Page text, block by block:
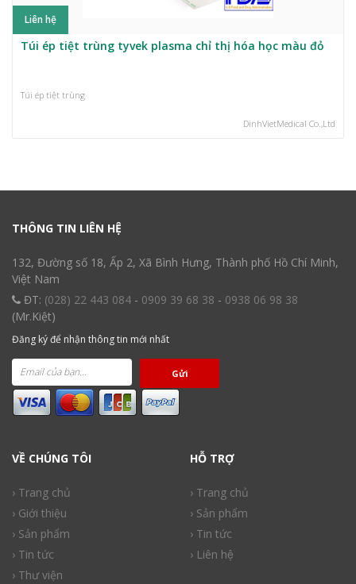
Liên hệ
Túi ép tiệt trùng tyvek plasma chỉ thị hóa học màu đỏ
Túi ép tiệt trùng
DinhVietMedical Co.,Ltd
THÔNG TIN LIÊN HỆ
132, Đường số 18, Ấp 2, Xã Bình Hưng, Thành phố Hồ Chí Minh,
Việt Nam
ĐT: (028) 22 443 084 - 0909 39 68 38 - 0938 06 98 38
(Mr.Kiệt)
Đăng ký để nhận thông tin mới nhất
Gửi
VỀ CHÚNG TÔI
› Trang chủ
› Giới thiệu
› Sản phẩm
› Tin tức
› Thư viện
HỖ TRỢ
› Trang chủ
› Sản phẩm
› Tin tức
› Liên hệ